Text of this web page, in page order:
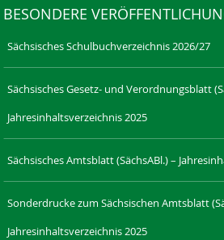
BESONDERE
Sächsisches Schulbuchverzeichnis 2026/27
Sächsisches Gesetz- und Verordnungsblatt
Jahresinhaltsverzeichnis 2025
Sächsisches Amtsblatt (SächsABl.) –
Sonderdrucke zum Sächsischen Amtsblatt
Jahresinhaltsverzeichnis 2025